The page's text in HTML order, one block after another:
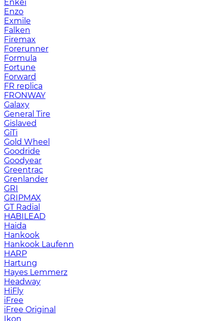
Enkei
Enzo
Exmile
Falken
Firemax
Forerunner
Formula
Fortune
Forward
FR replica
FRONWAY
Galaxy
General Tire
Gislaved
GiTi
Gold Wheel
Goodride
Goodyear
Greentrac
Grenlander
GRI
GRIPMAX
GT Radial
HABILEAD
Haida
Hankook
Hankook Laufenn
HARP
Hartung
Hayes Lemmerz
Headway
HiFly
iFree
iFree Original
Ikon